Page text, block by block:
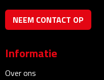
Zonne energie opladers
Powerbanks
Oplaadkabels
NEEM CONTACT OP
Informatie
Over ons